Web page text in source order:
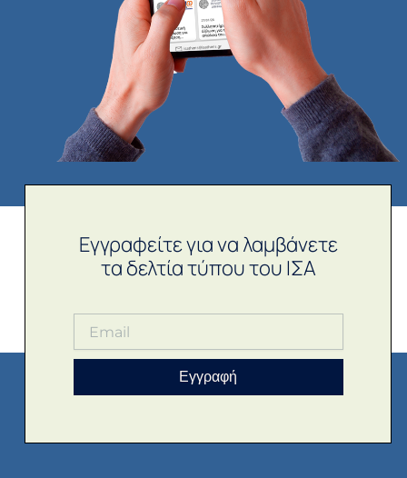
Εγγραφείτε για να λαμβάνετε
τα δελτία τύπου του ΙΣΑ
Εγγραφή